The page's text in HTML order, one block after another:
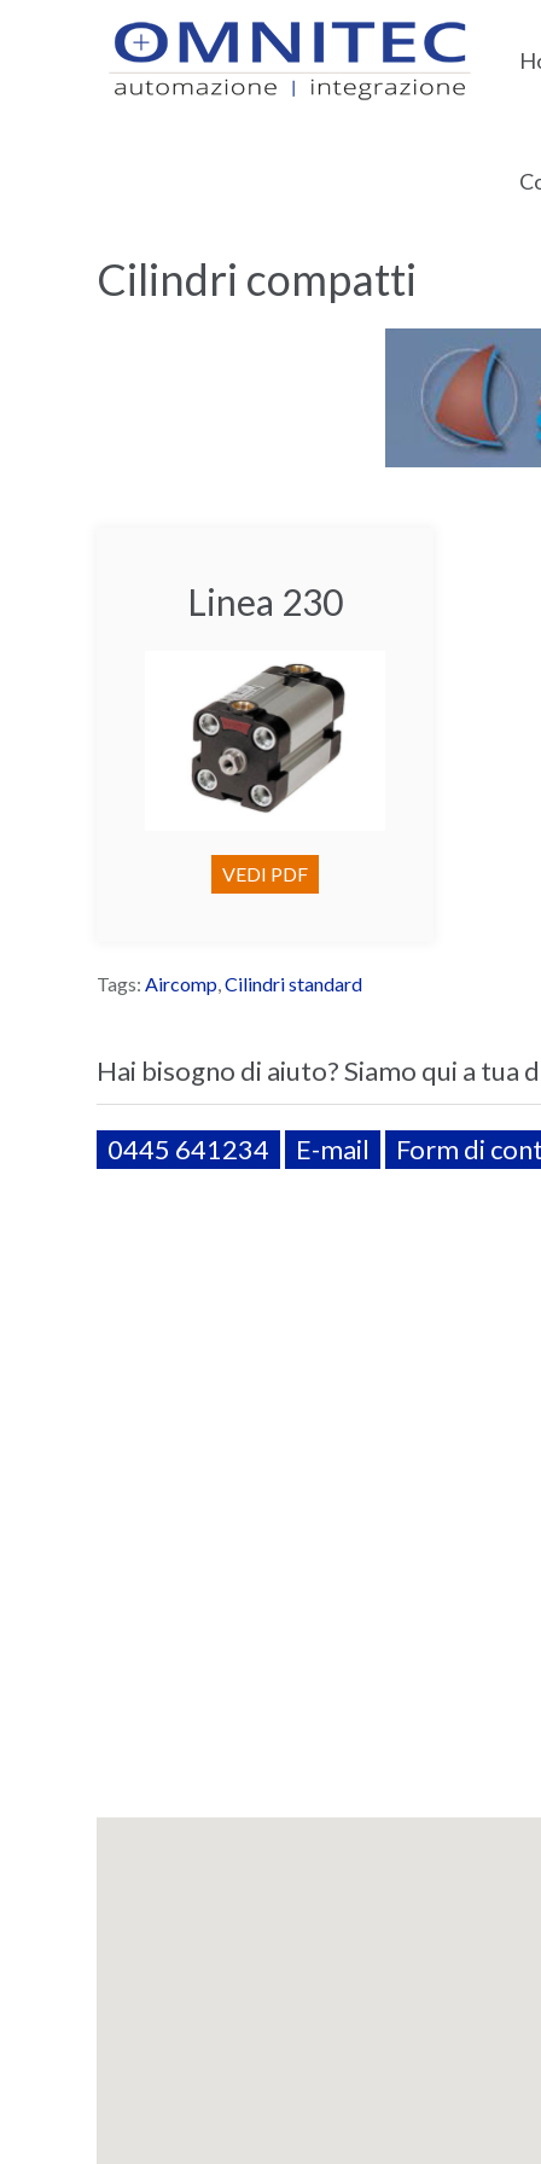
Cilindri compatti
Linea 230
VEDI PDF
Tags: Aircomp,Cilindri standard
Hai bisogno di aiuto? Siamo qui a tua
0445 641234 E-mail Form di